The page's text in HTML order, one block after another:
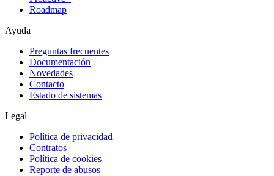
Roadmap
Ayuda
Preguntas frecuentes
Documentación
Novedades
Contacto
Estado de sistemas
Legal
Política de privacidad
Contratos
Política de cookies
Reporte de abusos